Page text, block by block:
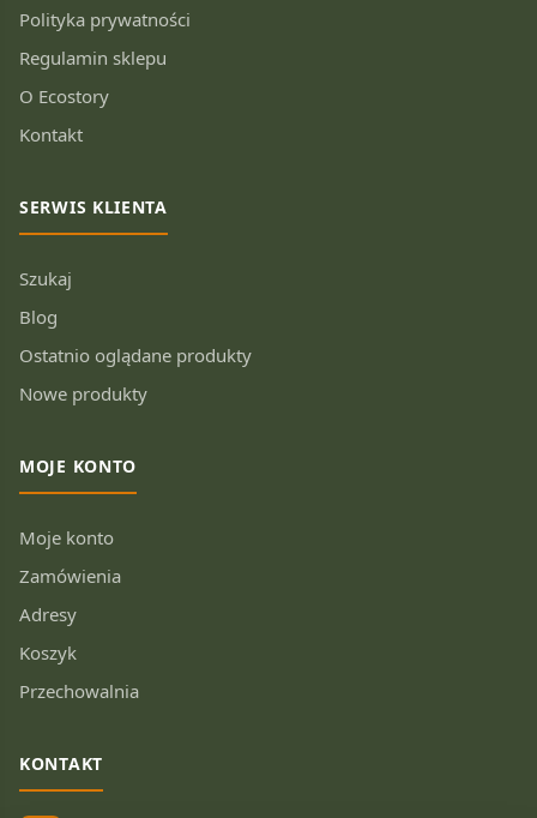
Polityka prywatności
Regulamin sklepu
O Ecostory
Kontakt
SERWIS KLIENTA
Szukaj
Blog
Ostatnio oglądane produkty
Nowe produkty
MOJE KONTO
Moje konto
Zamówienia
Adresy
Koszyk
Przechowalnia
KONTAKT